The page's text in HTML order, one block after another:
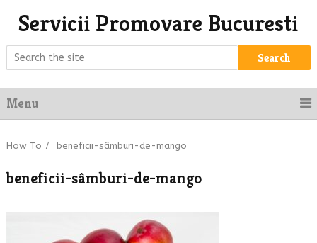
Servicii Promovare Bucuresti
Search
Menu
How To / beneficii-sâmburi-de-mango
beneficii-sâmburi-de-mango